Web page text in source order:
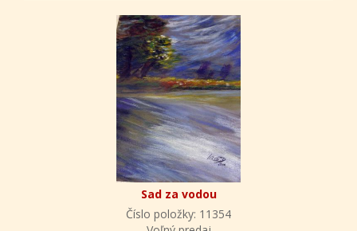
Sad za vodou
Číslo položky: 11354